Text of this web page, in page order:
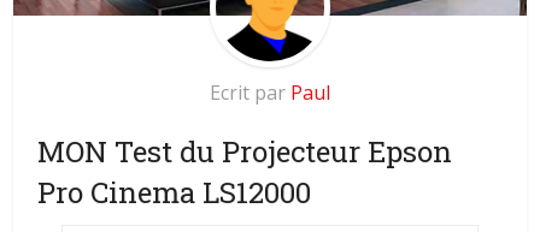
Ecrit par Paul
MON Test du Projecteur Epson
Pro Cinema LS12000